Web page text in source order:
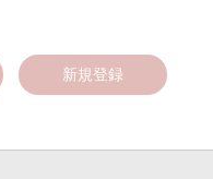
新規登録